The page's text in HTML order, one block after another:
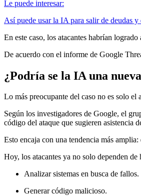
Le puede interesar:
Así puede usar la IA para salir de deudas
En este caso, los atacantes habrían
De acuerdo con el informe de Google
¿Podría se la IA una
Lo más preocupante del caso no es solo
Según los investigadores de Google, el
código del ataque que sugieren asistencia
Esto encaja con una tendencia más
Hoy, los atacantes ya no solo dependen
Analizar sistemas en busca de fallos.
Generar código malicioso.